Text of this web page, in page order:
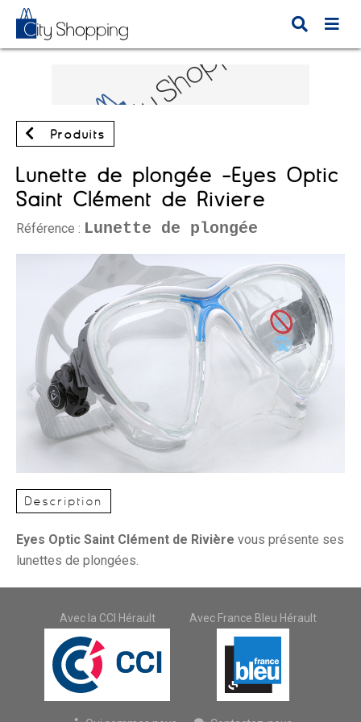
Produits
Lunette de plongée -Eyes Optic
Saint Clément de Rivière
Référence : Lunette de plongée
Description
Eyes Optic Saint Clément de Rivière vous présente ses
lunettes de plongées.
Avec la CCI Hérault Avec France Bleu Hérault